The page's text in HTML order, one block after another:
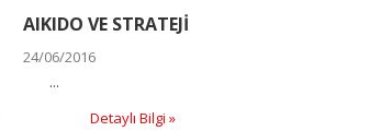
AIKIDO VE STRATEJİ
24/06/2016
...
Detaylı Bilgi »